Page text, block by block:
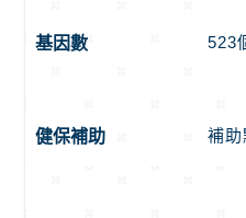
基因數 523
健保補助 補